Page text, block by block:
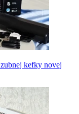
kefky novej